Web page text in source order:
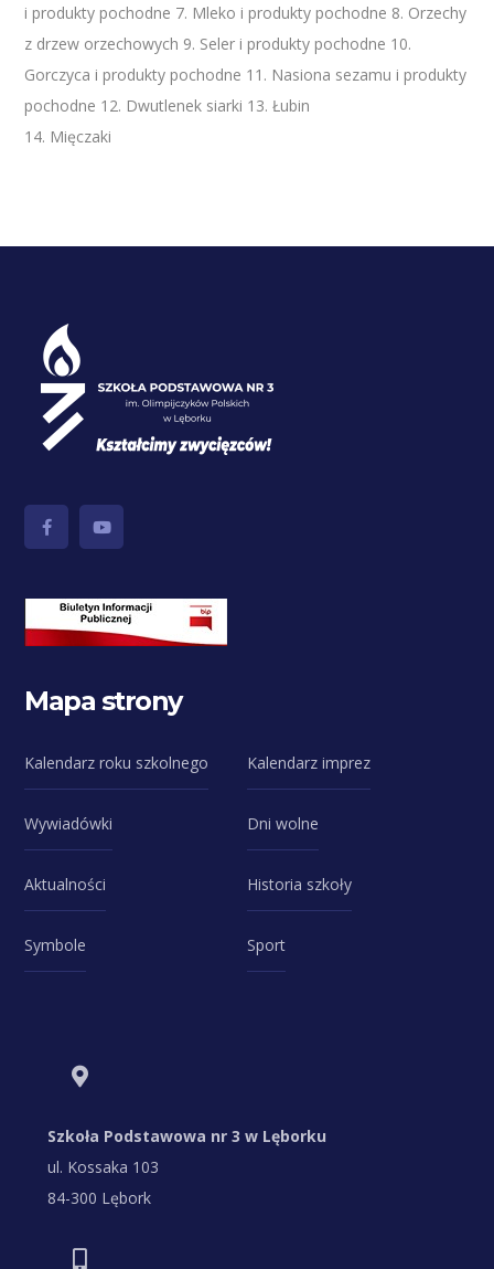
i produkty pochodne 7. Mleko i produkty pochodne 8. Orzechy
z drzew orzechowych 9. Seler i produkty pochodne 10.
Gorczyca i produkty pochodne 11. Nasiona sezamu i produkty
pochodne 12. Dwutlenek siarki 13. Łubin
14. Mięczaki
Mapa strony
Kalendarz roku szkolnego Kalendarz imprez
Wywiadówki Dni wolne
Aktualności Historia szkoły
Symbole Sport
Szkoła Podstawowa nr 3 w Lęborku
ul. Kossaka 103
84-300 Lębork